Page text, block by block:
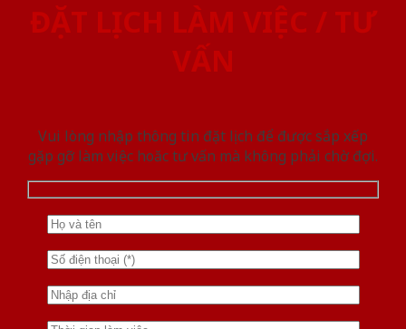
ĐẶT LỊCH LÀM VIỆC / TƯ
VẤN
Vui lòng nhập thông tin đặt lịch để được sắp xếp
gặp gỡ làm việc hoăc tư vấn mà không phải chờ đợi.